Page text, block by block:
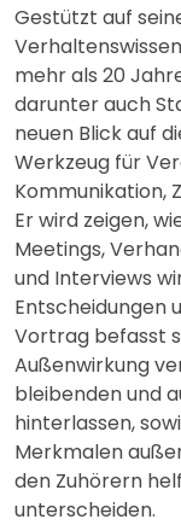
Gestützt auf
mehr als 20
darunter auch
neuen Blick auf
Werkzeug für
Kommunikation,
Er wird zeigen,
Meetings,
und Interviews
Entscheidungen
Vortrag befasst
Außenwirkung
bleibenden und
hinterlassen,
Merkmalen
den Zuhörern
unterscheiden.